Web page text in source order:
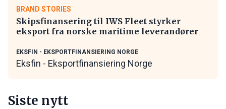
BRAND STORIES
Skipsfinansering til IWS Fleet styrker
eksport fra norske maritime leverandører
EKSFIN - EKSPORTFINANSIERING NORGE
Eksfin - Eksportfinansiering Norge
Siste nytt